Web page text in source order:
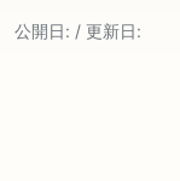
公開日: / 更新日: